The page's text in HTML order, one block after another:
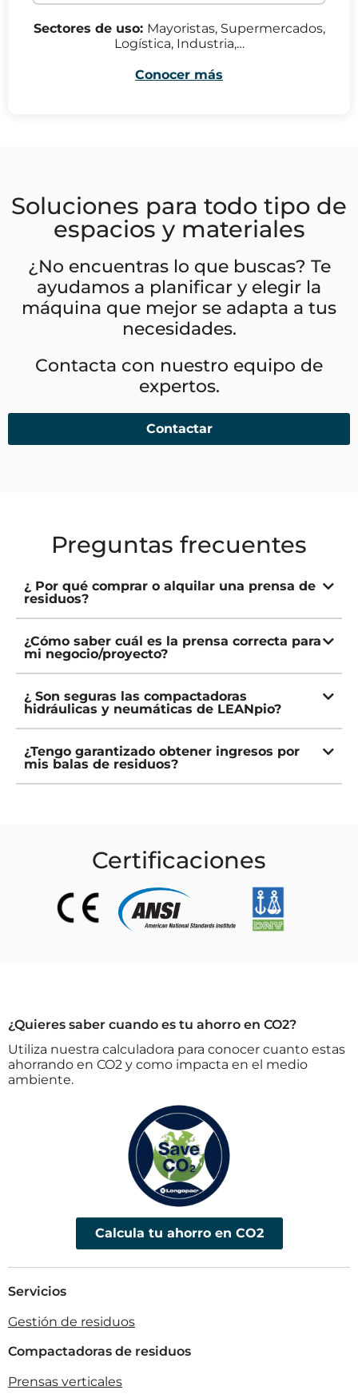
Sectores de uso: Mayoristas, Supermercados,
Logística, Industria,…
Conocer más
Soluciones para todo tipo de
espacios y materiales
¿No encuentras lo que buscas? Te
ayudamos a planificar y elegir la
máquina que mejor se adapta a tus
necesidades.
Contacta con nuestro equipo de
expertos.
Contactar
Preguntas frecuentes
¿ Por qué comprar o alquilar una prensa de
residuos?
¿Cómo saber cuál es la prensa correcta para
mi negocio/proyecto?
¿ Son seguras las compactadoras
hidráulicas y neumáticas de LEANpio?
¿Tengo garantizado obtener ingresos por
mis balas de residuos?
Certificaciones
¿Quieres saber cuando es tu ahorro en CO2?
Utiliza nuestra calculadora para conocer cuanto estas
ahorrando en CO2 y como impacta en el medio
ambiente.
Calcula tu ahorro en CO2
Servicios
Gestión de residuos
Compactadoras de residuos
Prensas verticales